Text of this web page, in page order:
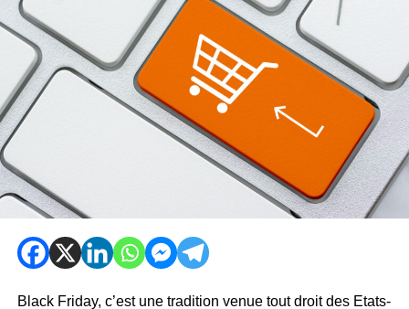
Black Friday, c’est une tradition venue tout droit des Etats-